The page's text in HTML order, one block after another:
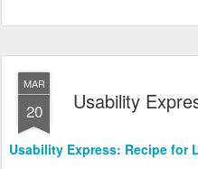
MAR
20 Usability
Usability Express: Recipe for